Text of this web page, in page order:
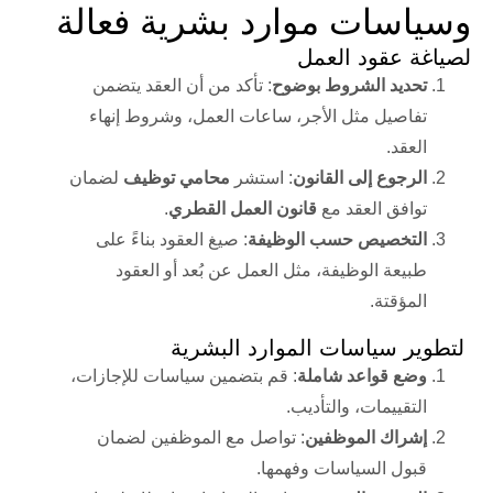
وسياسات موارد بشرية فعالة
لصياغة عقود العمل
تحديد الشروط بوضوح: تأكد من أن العقد يتضمن
تفاصيل مثل الأجر، ساعات العمل، وشروط إنهاء
العقد.
الرجوع إلى القانون: استشر محامي توظيف لضمان
توافق العقد مع قانون العمل القطري.
التخصيص حسب الوظيفة: صيغ العقود بناءً على
طبيعة الوظيفة، مثل العمل عن بُعد أو العقود
المؤقتة.
لتطوير سياسات الموارد البشرية
وضع قواعد شاملة: قم بتضمين سياسات للإجازات،
التقييمات، والتأديب.
إشراك الموظفين: تواصل مع الموظفين لضمان
قبول السياسات وفهمها.